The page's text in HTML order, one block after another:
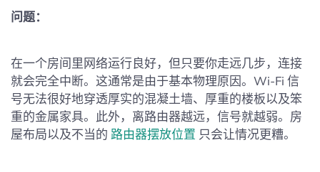
问题：
在一个房间里网络运行良好，但只要你走远几步，连接
就会完全中断。这通常是由于基本物理原因。Wi‑Fi 信
号无法很好地穿透厚实的混凝土墙、厚重的楼板以及笨
重的金属家具。此外，离路由器越远，信号就越弱。房
屋布局以及不当的 路由器摆放位置 只会让情况更糟。